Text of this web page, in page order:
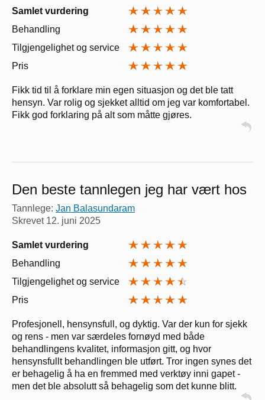
Samlet vurdering
Behandling
Tilgjengelighet og service
Pris
Fikk tid til å forklare min egen situasjon og det ble tatt
hensyn. Var rolig og sjekket alltid om jeg var komfortabel.
Fikk god forklaring på alt som måtte gjøres.
Den beste tannlegen jeg har vært hos
Tannlege: Jan Balasundaram
Skrevet 12. juni 2025
Samlet vurdering
Behandling
Tilgjengelighet og service
Pris
Profesjonell, hensynsfull, og dyktig. Var der kun for sjekk
og rens - men var særdeles fornøyd med både
behandlingens kvalitet, informasjon gitt, og hvor
hensynsfullt behandlingen ble utført. Tror ingen synes det
er behagelig å ha en fremmed med verktøy inni gapet -
men det ble absolutt så behagelig som det kunne blitt.